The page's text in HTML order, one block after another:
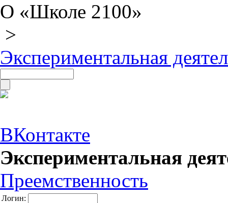
О «Школе 2100»
>
Экспериментальная
ВКонтакте
Экспериментальная
Преемственность
Логин: